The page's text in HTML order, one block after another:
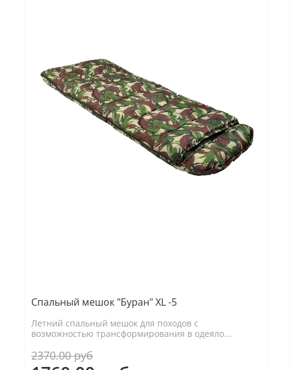
Спальный мешок "Буран" XL -5
Летний спальный мешок для походов с
возможностью трансформирования в одеяло...
2370.00 руб